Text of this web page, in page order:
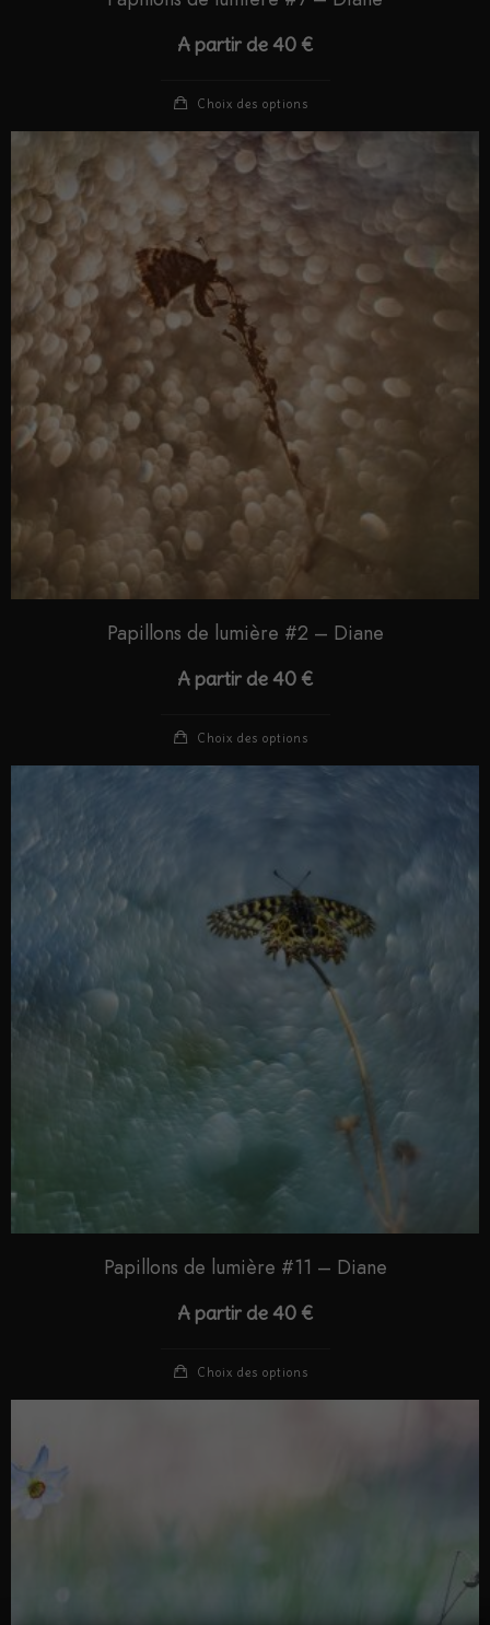
A partir de 40 €
Choix des options
Papillons de lumière #2 – Diane
A partir de 40 €
Choix des options
Papillons de lumière #11 – Diane
A partir de 40 €
Choix des options